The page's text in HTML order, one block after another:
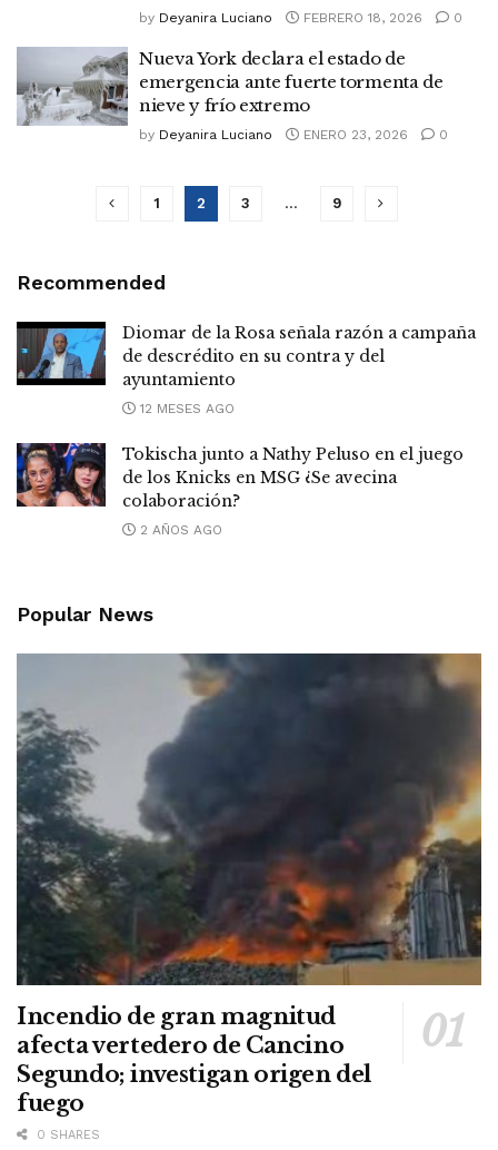
by Deyanira Luciano FEBRERO 18, 2026 0
Nueva York declara el estado de
emergencia ante fuerte tormenta de
nieve y frío extremo
by Deyanira Luciano ENERO 23, 2026 0
1 2 3 … 9
Recommended
Diomar de la Rosa señala razón a campaña
de descrédito en su contra y del
ayuntamiento
12 MESES AGO
Tokischa junto a Nathy Peluso en el juego
de los Knicks en MSG ¿Se avecina
colaboración?
2 AÑOS AGO
Popular News
Incendio de gran magnitud
afecta vertedero de Cancino
Segundo; investigan origen del
fuego
0 SHARES